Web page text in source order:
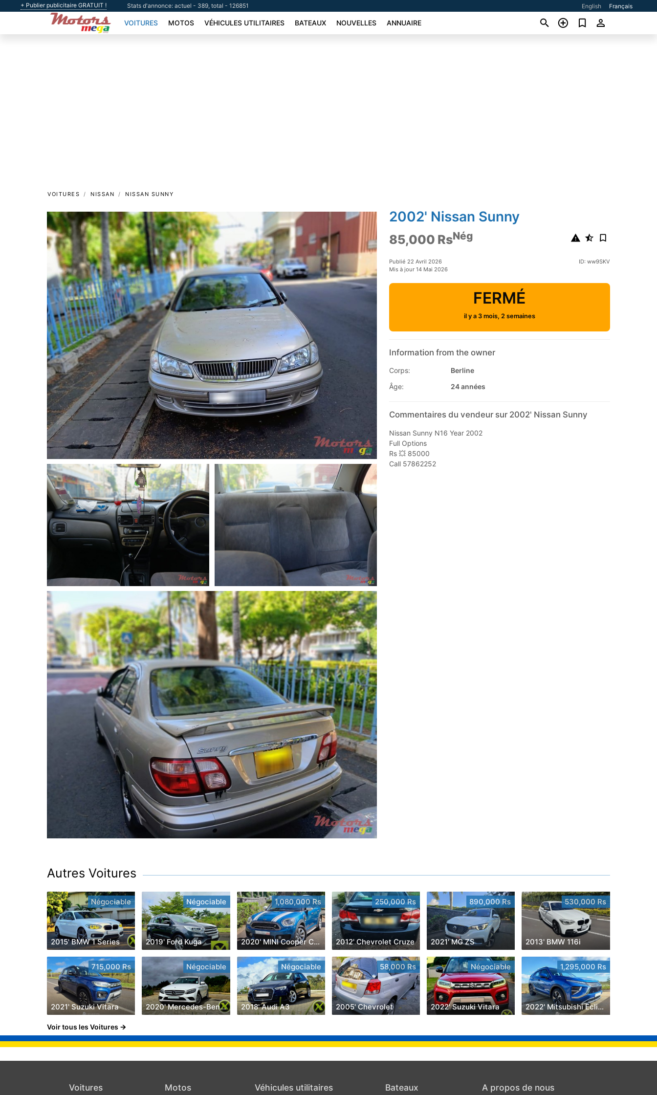
+ Publier publicitaire GRATUIT ! Stats d'annonce: actuel - 389, total - 126851 English Français
VOITURES MOTOS VÉHICULES UTILITAIRES BATEAUX NOUVELLES ANNUAIRE
VOITURES NISSAN NISSAN SUNNY
2002' Nissan Sunny
85,000 RsNég
Publié 22 Avril 2026
Mis à jour 14 Mai 2026
ID: ww9SKV
FERMÉ
il y a 3 mois, 2 semaines
Information from the owner
Corps:
Berline
Âge:
24 années
Commentaires du vendeur sur 2002' Nissan Sunny
Nissan Sunny N16 Year 2002
Full Options
Rs 💥 85000
Call 57862252
Autres Voitures
Négociable
2015' BMW 1 Series
Négociable
2019' Ford Kuga
1,080,000 Rs
2020' MINI Cooper Countryman
250,000 Rs
2012' Chevrolet Cruze
890,000 Rs
2021' MG ZS
530,000 Rs
2013' BMW 116i
715,000 Rs
2021' Suzuki Vitara
Négociable
2020' Mercedes-Benz C 180
Négociable
2018' Audi A3
58,000 Rs
2005' Chevrolet
Négociable
2022' Suzuki Vitara
1,295,000 Rs
2022' Mitsubishi Eclipse Cross
Voir tous les Voitures
Voitures Motos Véhicules utilitaires Bateaux A propos de nous